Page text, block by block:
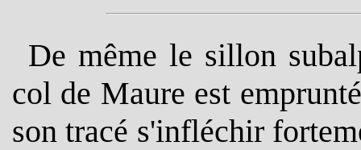
De même le sillon
col de Maure est
son tracé s'infléchir